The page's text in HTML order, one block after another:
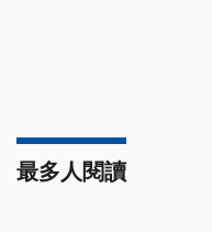
最多人閱讀